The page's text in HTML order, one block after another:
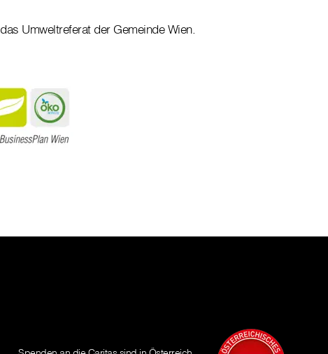
Umweltreferat der Gemeinde Wien.